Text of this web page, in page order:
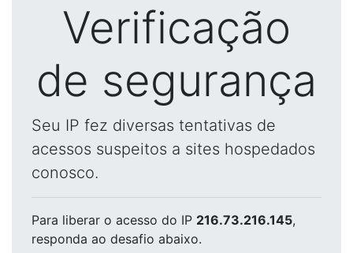
Verificação
de segurança
Seu IP fez diversas tentativas de
acessos suspeitos a sites hospedados
conosco.
Para liberar o acesso do IP 216.73.216.145,
responda ao desafio abaixo.